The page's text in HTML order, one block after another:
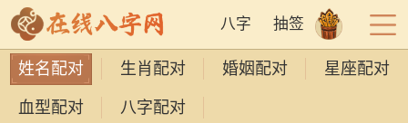
八字 抽签
姓名配对 生肖配对 婚姻配对 星座配对
血型配对 八字配对